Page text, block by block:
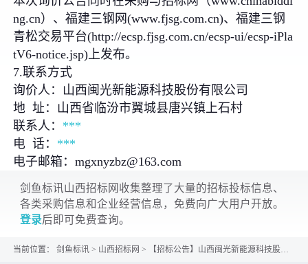
ng.cn）、福建三钢网(www.fjsg.com.cn)、福建三钢
青松交易平台(http://ecsp.fjsg.com.cn/ecsp-ui/ecsp-iPla
tV6-notice.jsp)上发布。
7.联系方式
询价人：山西闽光新能源科技股份有限公司
地 址：山西省临汾市翼城县唐兴镇上石村
联系人： ***
电 话： ***
电子邮箱：mgxnyzbz@163.com
剑鱼标讯山西招标网收集整理了大量的招标投标信息、
各类采购信息和企业经营信息，免费向广大用户开放。
登录后即可免费查询。
当前位置： 剑鱼标讯 > 山西招标网 > 【招标公告】山西闽光新能源科技股份有限公司SCP机供煤皮带通廊封闭工程询价公告